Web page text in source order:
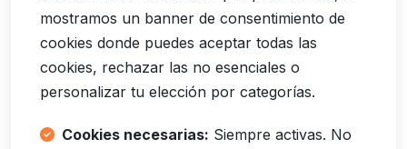
mostramos un banner de consentimiento de
cookies donde puedes aceptar todas las
cookies, rechazar las no esenciales o
personalizar tu elección por categorías.
Cookies necesarias: Siempre activas. No